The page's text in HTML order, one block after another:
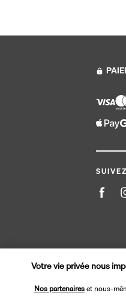
Site
Votre vie privée nous
Nos partenaireset nous-